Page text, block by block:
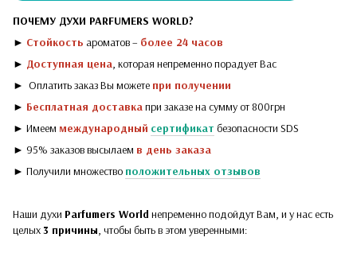
ПОЧЕМУ ДУХИ PARFUMERS WORLD?
► Стойкость ароматов – более 24 часов
► Доступная цена , которая непременно порадует Вас
► Оплатить заказ Вы можете при получении
► Бесплатная доставка при заказе на сумму от 800грн
► Имеем международный сертификат безопасности SDS
► 95% заказов высылаем в день заказа
► Получили множество положительных отзывов
Наши духи Parfumers World непременно подойдут Вам, и у нас есть
целых3 причины , чтобы быть в этом уверенными: